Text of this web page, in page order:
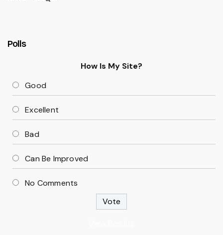
Polls
How Is My Site?
Good
Excellent
Bad
Can Be Improved
No Comments